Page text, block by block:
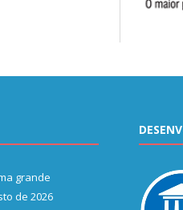
grande
de 2026